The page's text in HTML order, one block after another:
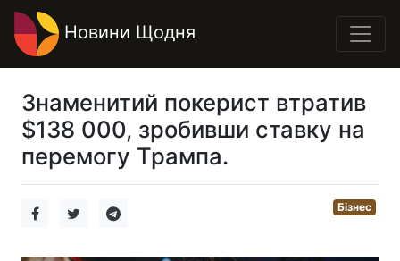
Новини Щодня
Знаменитий покерист втратив
$138 000, зробивши ставку на
перемогу Трампа.
Бізнес